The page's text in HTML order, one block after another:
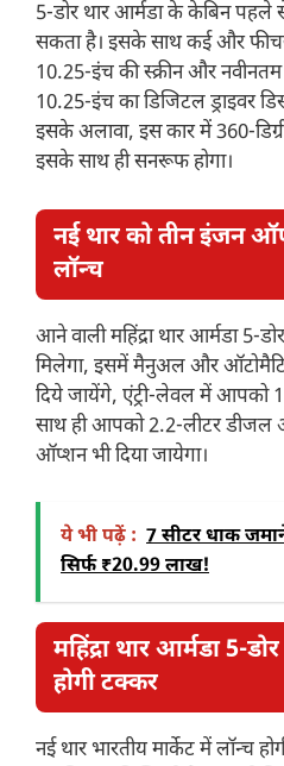
5-डोर थार आर्मडा के केबिन पहले
सकता है। इसके साथ कई और
10.25-इंच की स्क्रीन और
10.25-इंच का डिजिटल ड्राइवर
इसके अलावा, इस कार में 360-
इसके साथ ही सनरूफ होगा।
नई थार को तीन इंजन
लॉन्च
आने वाली महिंद्रा थार आर्मडा
मिलेगा, इसमें मैनुअल और
दिये जायेंगे, एंट्री-लेवल में आपको
साथ ही आपको 2.2-लीटर डीजल
ऑप्शन भी दिया जायेगा।
ये भी पढ़ें : 7 सीटर धाक
सिर्फ ₹20.99 लाख!
महिंद्रा थार आर्मडा 5-डोर
होगी टक्कर
नई थार भारतीय मार्केट में लॉन्च